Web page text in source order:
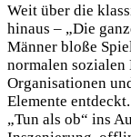
Weit über die
hinaus – „Die
Männer bloße
normalen
Organisationen
Elemente
„Tun als ob“ ins